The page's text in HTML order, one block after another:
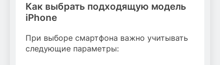
Как выбрать подходящую модель
iPhone
При выборе смартфона важно учитывать
следующие параметры: